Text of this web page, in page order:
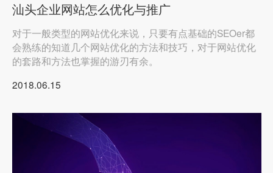
汕头企业网站怎么优化与推广
对于一般类型的网站优化来说，只要有点基础的SEOer都
会熟练的知道几个网站优化的方法和技巧，对于网站优化
的套路和方法也掌握的游刃有余。
2018.06.15